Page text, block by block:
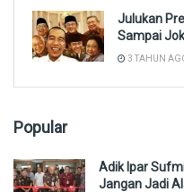
Julukan
Sampai
3 TAHUN
Popular
Adik Ipar
Jangan Jadi